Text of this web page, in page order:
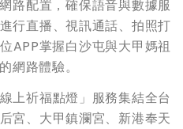
路配置，確保語音與數據服
行直播、視訊通話、拍照打
APP掌握白沙屯與大甲媽祖
網路體驗。
上祈福點燈」服務集結全台
宮、大甲鎮瀾宮、新港奉天